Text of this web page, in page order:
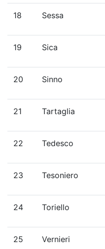
18 Sessa
19 Sica
20 Sinno
21 Tartaglia
22 Tedesco
23 Tesoniero
24 Toriello
25 Vernieri